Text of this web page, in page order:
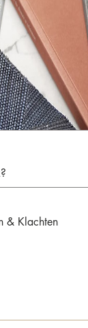
& Klachten
de bevestiging.